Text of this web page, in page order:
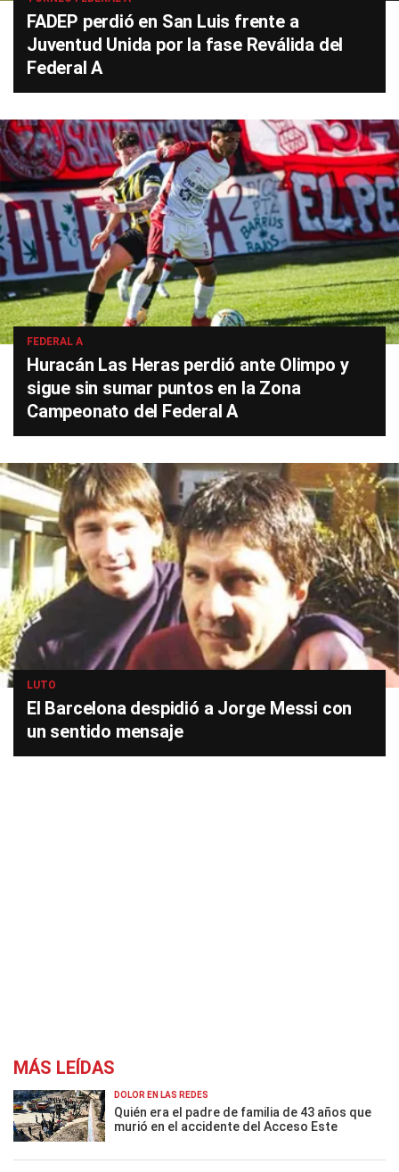
FADEP perdió en San Luis frente a
Juventud Unida por la fase Reválida del
Federal A
FEDERAL A
Huracán Las Heras perdió ante Olimpo y
sigue sin sumar puntos en la Zona
Campeonato del Federal A
LUTO
El Barcelona despidió a Jorge Messi con
un sentido mensaje
MÁS LEÍDAS
DOLOR EN LAS REDES
Quién era el padre de familia de 43 años que
murió en el accidente del Acceso Este